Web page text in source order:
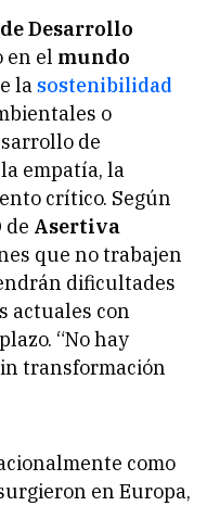
Desarrollo
en el mundo
lasostenibilidad
o
de
empatía, la
crítico. Según
de Asertiva
que no trabajen
dificultades
actuales con
“No hay
transformación
como
en Europa,